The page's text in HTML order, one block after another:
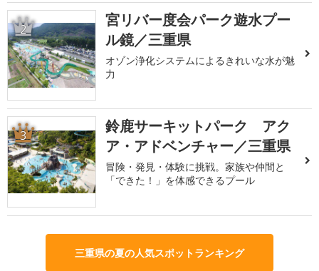
2
宮リバー度会パーク遊水プー
ル鏡／三重県
オゾン浄化システムによるきれいな水が魅
力
3
鈴鹿サーキットパーク アク
ア・アドベンチャー／三重県
冒険・発見・体験に挑戦。家族や仲間と
「できた！」を体感できるプール
三重県の夏の人気スポットランキング